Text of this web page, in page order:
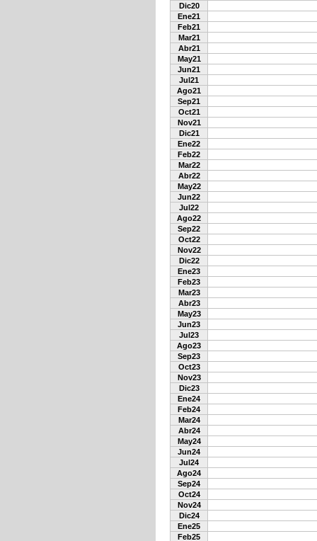
Dic20
Ene21
Feb21
Mar21
Abr21
May21
Jun21
Jul21
Ago21
Sep21
Oct21
Nov21
Dic21
Ene22
Feb22
Mar22
Abr22
May22
Jun22
Jul22
Ago22
Sep22
Oct22
Nov22
Dic22
Ene23
Feb23
Mar23
Abr23
May23
Jun23
Jul23
Ago23
Sep23
Oct23
Nov23
Dic23
Ene24
Feb24
Mar24
Abr24
May24
Jun24
Jul24
Ago24
Sep24
Oct24
Nov24
Dic24
Ene25
Feb25